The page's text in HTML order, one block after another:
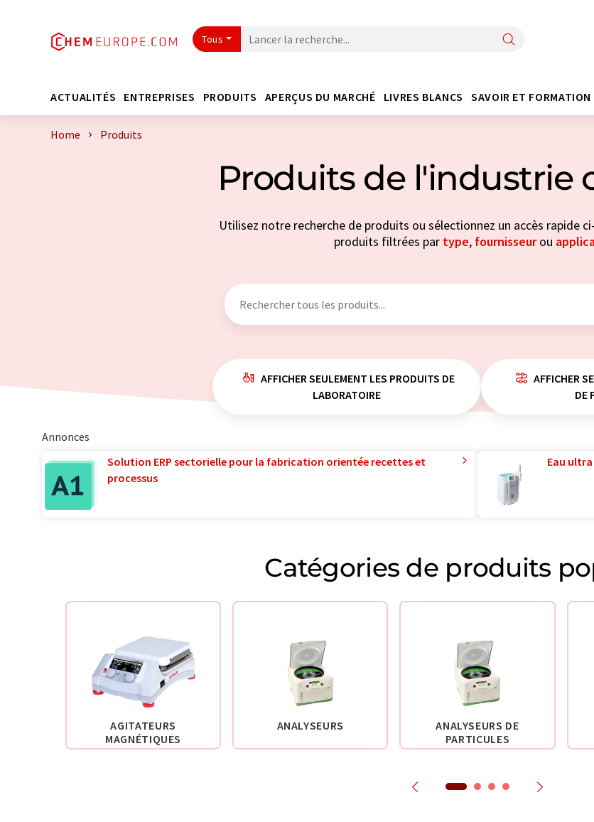
Tous
ACTUALITÉS ENTREPRISES PRODUITS APERÇUS DU MARCHÉ LIVRES BLANCS SAVOIR ET FORMATION
Home Produits
Produits de l'industrie
Utilisez notre recherche de produits ou sélectionnez un accès rapide
produits filtrées par type, fournisseurou
AFFICHER SEULEMENT LES PRODUITS DE
LABORATOIRE
AFFICHER
DE
Annonces
Solution ERP sectorielle pour la fabrication orientée recettes et
processus
Eau
Catégories de produits
AGITATEURS
MAGNÉTIQUES
ANALYSEURS
ANALYSEURS DE
PARTICULES